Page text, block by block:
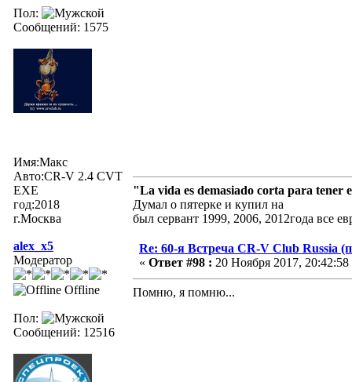
Пол:
Сообщений: 1575
Имя:Макс
Авто:CR-V 2.4 CVT
EXE
год:2018
г.Москва
"La vida es demasiado corta para tener
Думал о пятерке и купил на
был сервант 1999, 2006, 2012года все
alex_x5
Модератор
Offline
Пол:
Сообщений: 12516
Re: 60-я Встреча CR-V Club Russia
« Ответ #98 : 20 Ноября 2017, 20:42:58
Помню, я помню...